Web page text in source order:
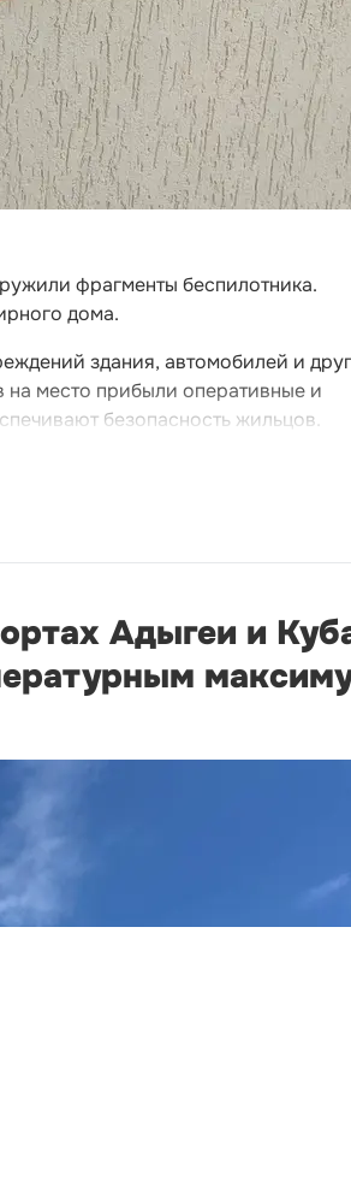
фрагменты беспилотника.
дома.
здания, автомобилей и
место прибыли оперативные и
безопасность жильцов.
Адыгеи и